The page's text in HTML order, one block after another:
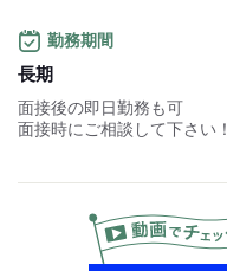
▼23日出勤
月322,000円～
約455万円～
■昇給あり
■インセンティブ制度
■研修制度
勤務期間
長期
面接後の即日勤務も可
面接時にご相談して下さい！